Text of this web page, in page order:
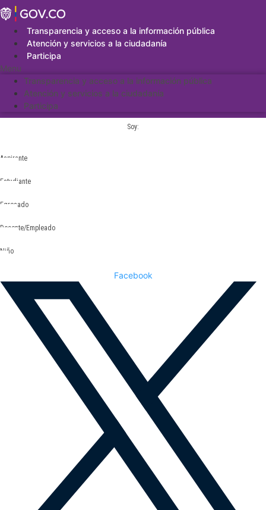
Saltar
al
contenidoTransparencia y acceso a la información pública
Atención y servicios a la ciudadanía
Participa
Menu
Transparencia y acceso a la información pública
Atención y servicios a la ciudadanía
Participa
Soy:
Aspirante
Estudiante
Egresado
Docente/Empleado
Niño
Facebook